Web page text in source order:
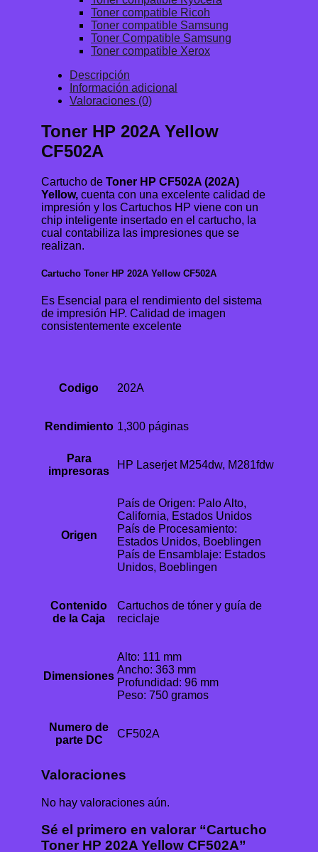
Toner compatible Ricoh
Toner compatible Samsung
Toner Compatible Samsung
Toner compatible Xerox
Descripción
Información adicional
Valoraciones (0)
Toner HP 202A Yellow
CF502A
Cartucho de Toner HP CF502A (202A)
Yellow, cuenta con una excelente calidad de
impresión y los Cartuchos HP viene con un
chip inteligente insertado en el cartucho, la
cual contabiliza las impresiones que se
realizan.
Cartucho Toner HP 202A Yellow CF502A
Es Esencial para el rendimiento del sistema
de impresión HP. Calidad de imagen
consistentemente excelente
Codigo 202A
Rendimiento 1,300 páginas
Para
impresoras
HP Laserjet M254dw, M281fdw
Origen
País de Origen: Palo Alto,
California, Estados Unidos
País de Procesamiento:
Estados Unidos, Boeblingen
País de Ensamblaje: Estados
Unidos, Boeblingen
Contenido
de la Caja
Cartuchos de tóner y guía de
reciclaje
Dimensiones
Alto: 111 mm
Ancho: 363 mm
Profundidad: 96 mm
Peso: 750 gramos
Numero de
parte DC
CF502A
Valoraciones
No hay valoraciones aún.
Sé el primero en valorar “Cartucho
Toner HP 202A Yellow CF502A”